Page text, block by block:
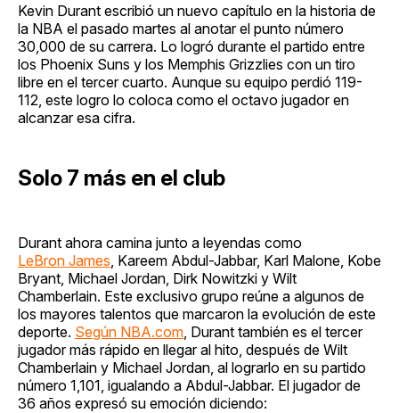
Kevin Durant escribió un nuevo capítulo en la historia de
la NBA el pasado martes al anotar el punto número
30,000 de su carrera. Lo logró durante el partido entre
los Phoenix Suns y los Memphis Grizzlies con un tiro
libre en el tercer cuarto. Aunque su equipo perdió 119-
112, este logro lo coloca como el octavo jugador en
alcanzar esa cifra.
Solo 7 más en el club
Durant ahora camina junto a leyendas como
LeBron James , Kareem Abdul-Jabbar, Karl Malone, Kobe
Bryant, Michael Jordan, Dirk Nowitzki y Wilt
Chamberlain. Este exclusivo grupo reúne a algunos de
los mayores talentos que marcaron la evolución de este
deporte. Según NBA.com , Durant también es el tercer
jugador más rápido en llegar al hito, después de Wilt
Chamberlain y Michael Jordan, al lograrlo en su partido
número 1,101, igualando a Abdul-Jabbar. El jugador de
36 años expresó su emoción diciendo: